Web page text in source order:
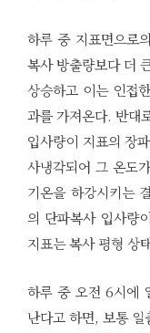
하루 중 지표면으로
복사 방출량보다 더
상승하고 이는 인접
과를 가져온다. 반대
입사량이 지표의 장
사냉각되어 그 온도
기온을 하강시키는
의 단파복사 입사량
지표는 복사 평형 상
하루 중 오전 6시에
난다고 하면, 보통 일